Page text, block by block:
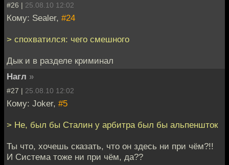
#26 | 25.08.10 12:02
Кому: Sealer, #24
> спохватился: чего смешного
Дык и в разделе криминал
Нагл »
#27 | 25.08.10 12:02
Кому: Joker, #5
> Не, был бы Сталин у арбитра был бы альпеншток
Ты что, хочешь сказать, что он здесь ни при чём?!!
И Система тоже ни при чём, да??